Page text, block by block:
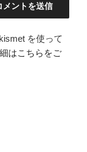
を使って
はこちらをご